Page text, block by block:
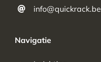
info@quickrack.be
Navigatie